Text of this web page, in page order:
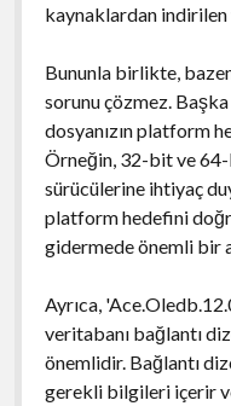
kaynaklardan indirilen
Bununla birlikte,
sorunu çözmez.
dosyanızın platform
Örneğin, 32-bit ve
sürücülerine ihtiyaç
platform hedefini
gidermede önemli bir
Ayrıca,
veritabanı bağlantı
önemlidir. Bağlantı
gerekli bilgileri içerir ve